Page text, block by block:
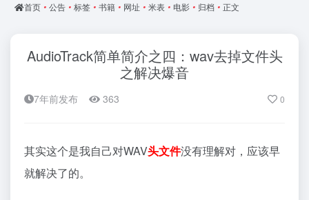
首页 • 公告 • 标签 • 书籍 • 网址 • 米表 • 电影 • 归档 • 正文
AudioTrack简单简介之四：wav去掉文件头
之解决爆音
7年前发布 363 0
其实这个是我自己对WAV头文件没有理解对，应该早
就解决了的。